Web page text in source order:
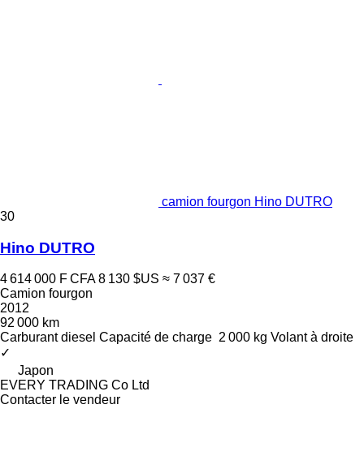
camion fourgon Hino DUTRO
30
Hino DUTRO
4 614 000 F CFA 8 130 $US ≈ 7 037 €
Camion fourgon
2012
92 000 km
Carburant diesel Capacité de charge 2 000 kg Volant à droite
✓
Japon
EVERY TRADING Co Ltd
Contacter le vendeur